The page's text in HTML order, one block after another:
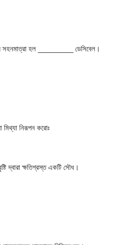
সহনমাত্রা হল _________ ডেসিবেল।
নিরূপন করোঃ
দ্বারা ক্ষতিগ্রস্ত একটি সৌধ।